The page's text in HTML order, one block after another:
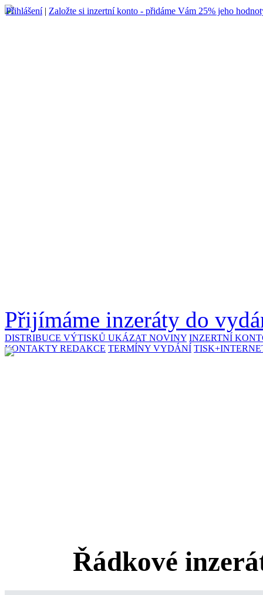
Přihlášení| Založte si inzertní konto - přidáme Vám 25% jeho
Přijímáme inzeráty do
DISTRIBUCE VÝTISKŮ UKÁZAT NOVINY INZERTNÍ
KONTAKTY REDAKCE TERMÍNY VYDÁNÍ
Řádkové